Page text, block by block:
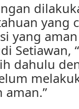
yang
yang
Setiawan,
dahulu